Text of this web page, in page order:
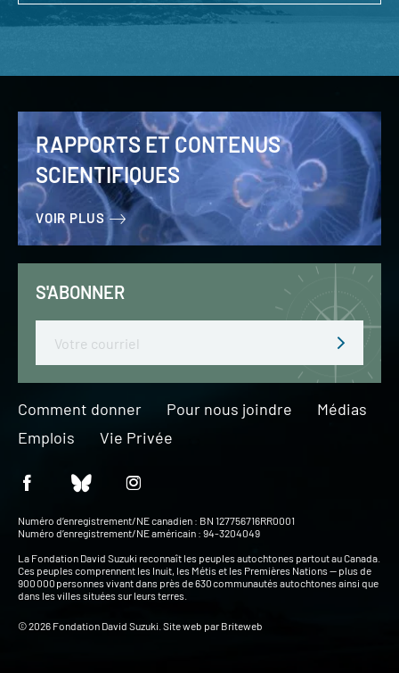
RAPPORTS ET CONTENUS
SCIENTIFIQUES
VOIR PLUS
S'ABONNER
Comment donner Pour nous joindre
Médias
Emplois
Vie Privée
Numéro d’enregistrement/NE canadien : BN 127756716RR0001
Numéro d’enregistrement/NE américain : 94-3204049
La Fondation David Suzuki reconnaît les peuples autochtones partout au Canada.
Ces peuples comprennent les Inuit, les Métis et les Premières Nations — plus de
900 000 personnes vivant dans près de 630 communautés autochtones ainsi que
dans les villes situées sur leurs terres.
© 2026 Fondation David Suzuki. Site web par Briteweb